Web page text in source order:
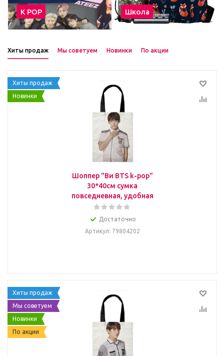
К POP Школа
Хиты продаж Мы советуем Новинки По акции
Хиты продаж
Новинки
Шоппер "Ви BTS k-pop"
30*40см сумка
повседневная, удобная
Достаточно
Артикул: 79804202
Хиты продаж
Мы советуем
Новинки
По акции